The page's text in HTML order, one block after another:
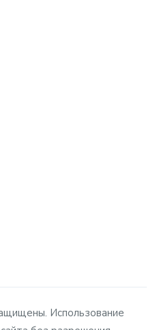
Использование